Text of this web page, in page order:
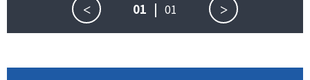
< >
01 | 01